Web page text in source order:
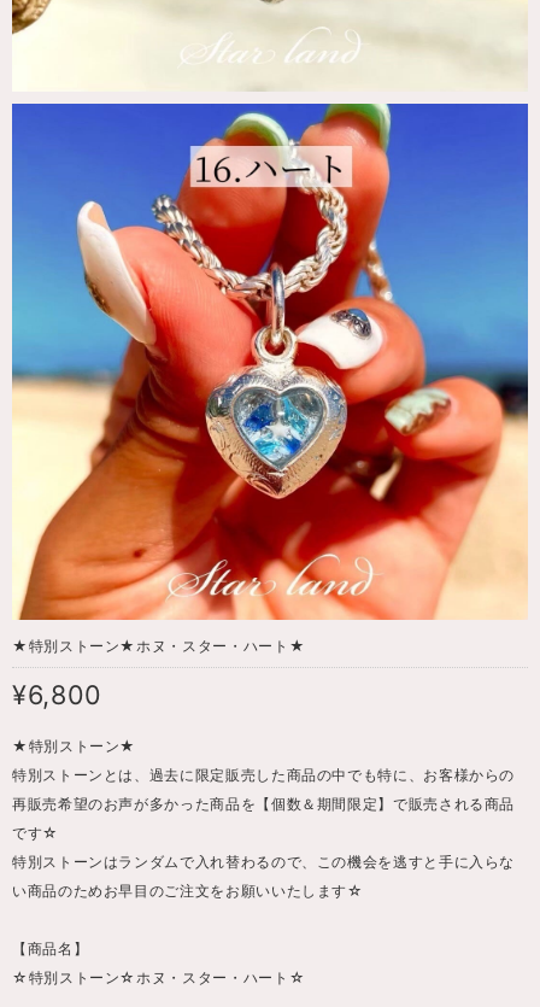
★特別ストーン★ホヌ・スター・ハート★
¥6,800
★特別ストーン★
特別ストーンとは、過去に限定販売した商品の中でも特に、お客様からの
再販売希望のお声が多かった商品を【個数＆期間限定】で販売される商品
です☆
特別ストーンはランダムで入れ替わるので、この機会を逃すと手に入らな
い商品のためお早目のご注文をお願いいたします☆
【商品名】
☆特別ストーン☆ホヌ・スター・ハート☆